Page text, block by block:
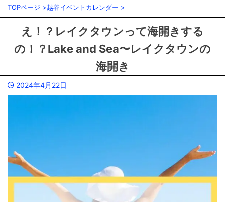
TOPページ >越谷イベントカレンダー >
え！？レイクタウンって海開きする
の！？Lake and Sea〜レイクタウンの
海開き
2024年4月22日